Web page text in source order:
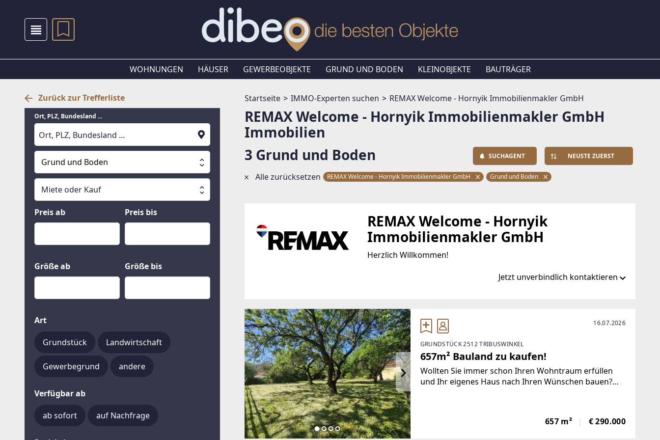
WOHNUNGEN HÄUSER GEWERBEOBJEKTE GRUND UND BODEN KLEINOBJEKTE BAUTRÄGER
Zurück zur Trefferliste
Ort, PLZ, Bundesland ...
Suche läuft
Grund und Boden
Alle Immobilien
Häuser
Grund und Boden
Miete oder Kauf
Miete oder Kauf
Kauf
Preis ab Preis bis
Größe ab Größe bis
Art
Grundstück Landwirtschaft
Gewerbegrund andere
Verfügbar ab
ab sofort auf Nachfrage
Startseite IMMO-Experten suchen REMAX Welcome - Hornyik Immobilienmakler GmbH
REMAX Welcome - Hornyik Immobilienmakler GmbH
Immobilien
3 Grund und Boden
SUCHAGENT NEUSTE ZUERST
Alle zurücksetzen REMAX Welcome - Hornyik Immobilienmakler GmbH Grund und Boden
REMAX Welcome - Hornyik
Immobilienmakler GmbH
Herzlich Willkommen!
Jetzt unverbindlich kontaktieren
Pfarrgasse 2
2500 Baden
https://www.remax.at/de/ib/remax-welcome-baden
EMAIL
office@remax-welcome.at
16.07.2026
GRUNDSTÜCK 2512 TRIBUSWINKEL
657m² Bauland zu kaufen!
Wollten Sie immer schon Ihren Wohntraum erfüllen
und Ihr eigenes Haus nach Ihren Wünschen bauen?
657 m² € 290.000